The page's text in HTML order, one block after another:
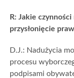
R: Jakie
przysłonięcie
D.J.: Nadużycia
procesu
podpisami